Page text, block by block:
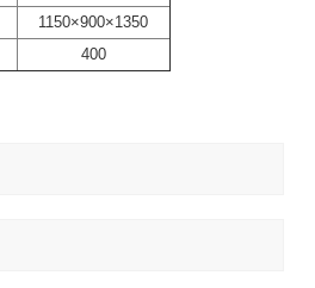
1150×900×1350
400